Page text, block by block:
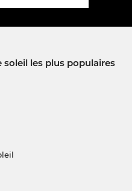
les plus populaires